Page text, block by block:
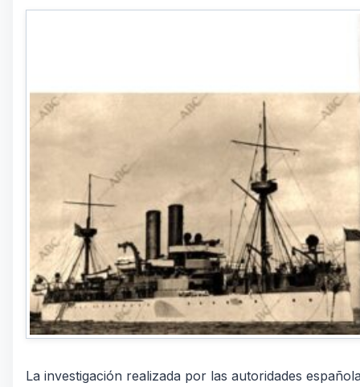
La investigación realizada por las autoridades